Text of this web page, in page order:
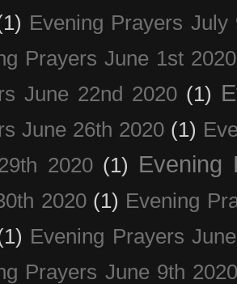
Evening Prayers July
Prayers June 1st 2020
June 22nd 2020 (1)
June 26th 2020 (1)
2020 (1) Evening
2020 (1) Evening
Evening Prayers
Prayers June 9th